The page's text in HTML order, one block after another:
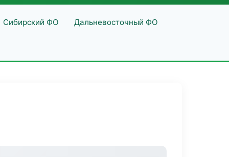
Сибирский ФО Дальневосточный ФО